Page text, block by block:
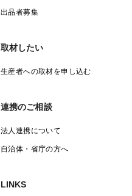
出品者募集
取材したい
生産者への取材を申し込む
連携のご相談
法人連携について
自治体・省庁の方へ
LINKS